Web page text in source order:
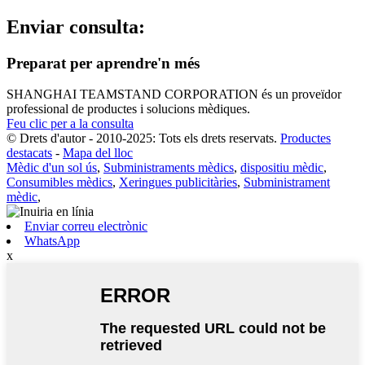
Enviar consulta:
Preparat per aprendre'n més
SHANGHAI TEAMSTAND CORPORATION és un proveïdor
professional de productes i solucions mèdiques.
Feu clic per a la consulta
© Drets d'autor - 2010-2025: Tots els drets reservats. Productes
destacats - Mapa del lloc
Mèdic d'un sol ús, Subministraments mèdics, dispositiu mèdic,
Consumibles mèdics, Xeringues publicitàries, Subministrament
mèdic,
Enviar correu electrònic
WhatsApp
x